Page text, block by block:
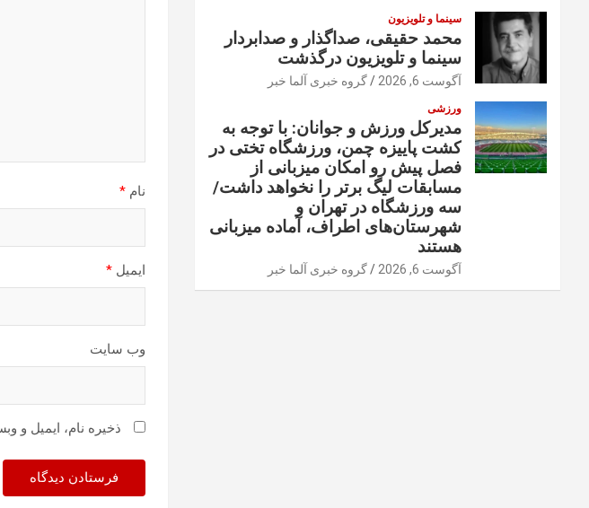
نام *
ایمیل *
وب‌ سایت
ذخیره نام، ایمیل و
سینما و تلویزیون
محمد حقیقی، صداگذار و صدابردار
سینما و تلویزیون درگذشت
آگوست 6, 2026 گروه خبری آلما خبر
ورزشی
مدیرکل ورزش و جوانان: با توجه به
کشت پاییزه چمن، ورزشگاه تختی در
فصل پیش رو امکان میزبانی از
مسابقات لیگ برتر را نخواهد داشت/
سه ورزشگاه در تهران و
شهرستان‌های اطراف، آماده میزبانی
هستند
آگوست 6, 2026 گروه خبری آلما خبر